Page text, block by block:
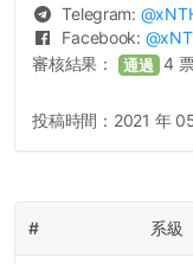
Telegram: @
Facebook: @
審核結果： 通過 4
投稿時間： 2021 年
# 系級